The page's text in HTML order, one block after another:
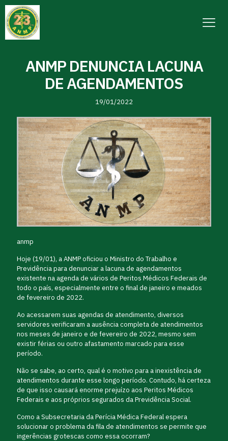
ANMP DENUNCIA LACUNA
DE AGENDAMENTOS
19/01/2022
anmp
Hoje (19/01), a ANMP oficiou o Ministro do Trabalho e
Previdência para denunciar a lacuna de agendamentos
existente na agenda de vários de Peritos Médicos Federais de
todo o país, especialmente entre o final de janeiro e meados
de fevereiro de 2022.
Ao acessarem suas agendas de atendimento, diversos
servidores verificaram a ausência completa de atendimentos
nos meses de janeiro e de fevereiro de 2022, mesmo sem
existir férias ou outro afastamento marcado para esse
período.
Não se sabe, ao certo, qual é o motivo para a inexistência de
atendimentos durante esse longo período. Contudo, há certeza
de que isso causará enorme prejuízo aos Peritos Médicos
Federais e aos próprios segurados da Previdência Social.
Como a Subsecretaria da Perícia Médica Federal espera
solucionar o problema da fila de atendimentos se permite que
ingerências grotescas como essa ocorram?